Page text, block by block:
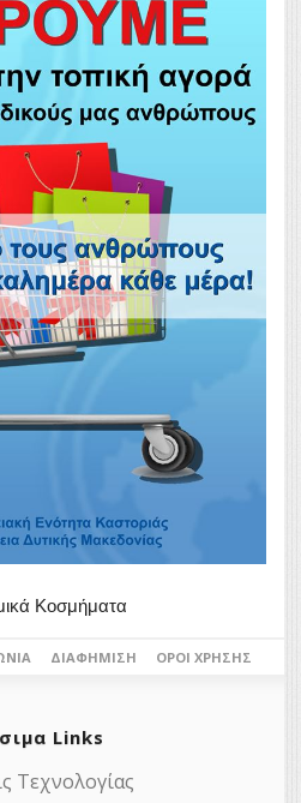
Κοσμήματα
ΔΙΑΦΉΜΙΣΗ ΌΡΟΙ ΧΡΉΣΗΣ
Links
Τεχνολογίας